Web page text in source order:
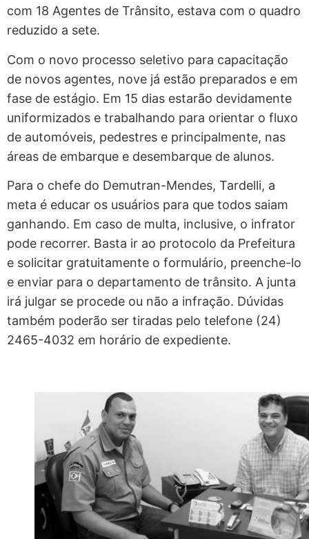
com 18 Agentes de Trânsito, estava com o quadro
reduzido a sete.
Com o novo processo seletivo para capacitação
de novos agentes, nove já estão preparados e em
fase de estágio. Em 15 dias estarão devidamente
uniformizados e trabalhando para orientar o fluxo
de automóveis, pedestres e principalmente, nas
áreas de embarque e desembarque de alunos.
Para o chefe do Demutran-Mendes, Tardelli, a
meta é educar os usuários para que todos saiam
ganhando. Em caso de multa, inclusive, o infrator
pode recorrer. Basta ir ao protocolo da Prefeitura
e solicitar gratuitamente o formulário, preenche-lo
e enviar para o departamento de trânsito. A junta
irá julgar se procede ou não a infração. Dúvidas
também poderão ser tiradas pelo telefone (24)
2465-4032 em horário de expediente.